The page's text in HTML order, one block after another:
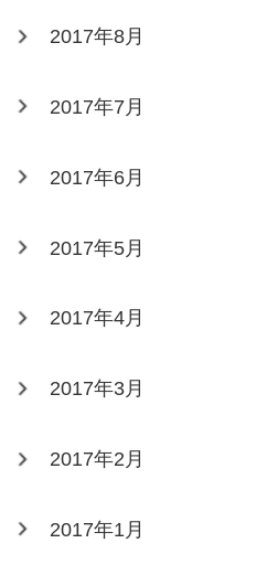
2017年8月
2017年7月
2017年6月
2017年5月
2017年4月
2017年3月
2017年2月
2017年1月